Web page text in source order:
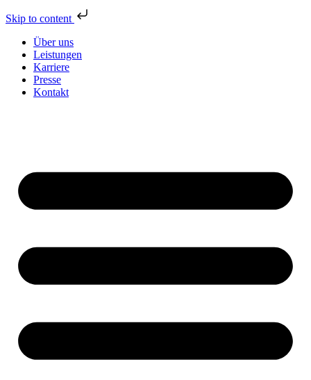
Skip to content
Über uns
Leistungen
Karriere
Presse
Kontakt